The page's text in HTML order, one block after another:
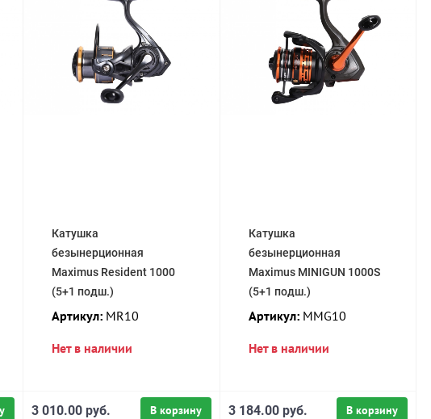
Катушка
безынерционная
Maximus Resident 1000
(5+1 подш.)
Артикул: MR10
Нет в наличии
В корзину
3 010.00 руб.
Катушка
безынерционная
Maximus MINIGUN 1000S
(5+1 подш.)
Артикул:MMG10
Нет в наличии
В корзину
3 184.00 руб.